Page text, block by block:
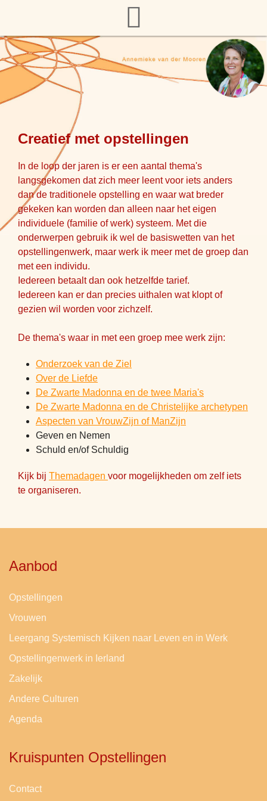
Creatief met opstellingen
In de loop der jaren is er een aantal thema's
langsgekomen dat zich meer leent voor iets anders
dan de traditionele opstelling en waar wat breder
gekeken kan worden dan alleen naar het eigen
individuele (familie of werk) systeem. Met die
onderwerpen gebruik ik wel de basiswetten van het
opstellingenwerk, maar werk ik meer met de groep dan
met een individu.
Iedereen betaalt dan ook hetzelfde tarief.
Iedereen kan er dan precies uithalen wat klopt of
gezien wil worden voor zichzelf.
De thema's waar in met een groep mee werk zijn:
Onderzoek van de Ziel
Over de Liefde
De Zwarte Madonna en de twee Maria's
De Zwarte Madonna en de Christelijke archetypen
Aspecten van VrouwZijn of ManZijn
Geven en Nemen
Schuld en/of Schuldig
Kijk bij Themadagen voor mogelijkheden om zelf iets
te organiseren.
Aanbod
Opstellingen
Vrouwen
Leergang Systemisch Kijken naar Leven en in Werk
Opstellingenwerk in Ierland
Zakelijk
Andere Culturen
Agenda
Kruispunten Opstellingen
Contact